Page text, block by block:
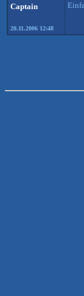
Captain
20.11.2006 12:48